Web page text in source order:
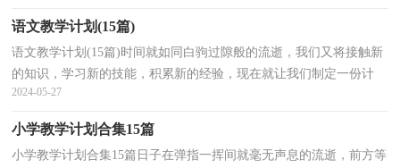
语文教学计划(15篇)
语文教学计划(15篇)时间就如同白驹过隙般的流逝，我们又将接触新
的知识，学习新的技能，积累新的经验，现在就让我们制定一份计
划，好好地规划一下吧。那么你真正懂得怎么写好计划吗？以...
2024-05-27
小学教学计划合集15篇
小学教学计划合集15篇日子在弹指一挥间就毫无声息的流逝，前方等